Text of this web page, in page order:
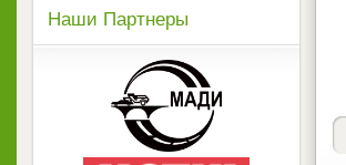
Наши Партнеры